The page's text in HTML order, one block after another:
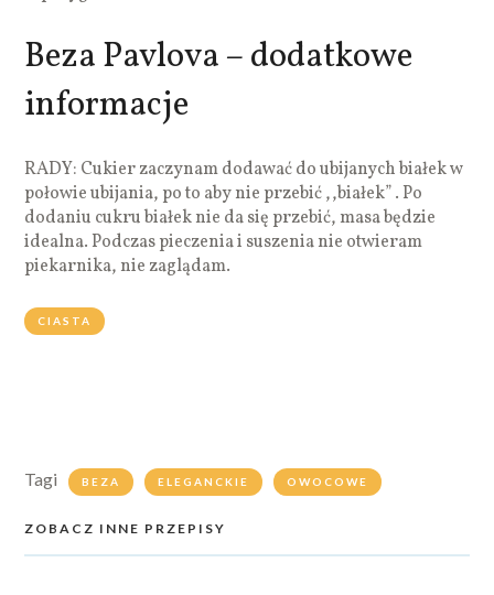
Beza Pavlova – dodatkowe
informacje
RADY: Cukier zaczynam dodawać do ubijanych białek w
połowie ubijania, po to aby nie przebić ,,białek” . Po
dodaniu cukru białek nie da się przebić, masa będzie
idealna. Podczas pieczenia i suszenia nie otwieram
piekarnika, nie zaglądam.
CIASTA
Tagi BEZA ELEGANCKIE OWOCOWE
ZOBACZ INNE PRZEPISY